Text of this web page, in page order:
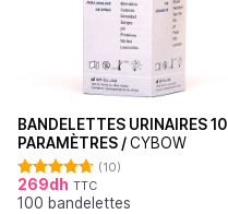
BANDELETTES URINAIRES 10
PARAMÈTRES /CYBOW
Note4.70
sur 5
(10)
269dh TTC
100 bandelettes